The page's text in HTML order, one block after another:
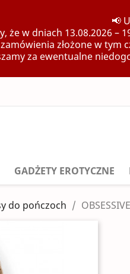
📢
że w dniach 13.08.2026 –
złożone w tym
za ewentualne
GADŻETY EROTYCZNE
do pończoch